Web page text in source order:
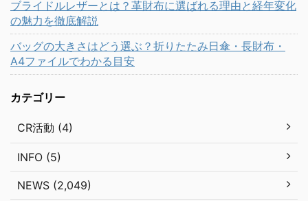
ブライドルレザーとは？革財布に選ばれる理由と経年変化
の魅力を徹底解説
バッグの大きさはどう選ぶ？折りたたみ日傘・長財布・
A4ファイルでわかる目安
カテゴリー
CR活動 (4)
INFO (5)
NEWS (2,049)